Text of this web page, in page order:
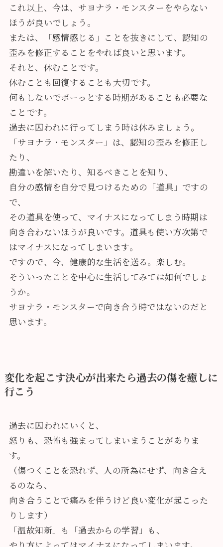
これ以上、今は、サヨナラ・モンスターをやらない
ほうが良いでしょう。
または、「感情感じる」ことを抜きにして、認知の
歪みを修正することをやれば良いと思います。
それと、休むことです。
休むことも回復することも大切です。
何もしないでボーっとする時期があることも必要な
ことです。
過去に囚われに行ってしまう時は休みましょう。
「サヨナラ・モンスター」は、認知の歪みを修正し
たり、
勘違いを解いたり、知るべきことを知り、
自分の感情を自分で見つけるための「道具」ですの
で、
その道具を使って、マイナスになってしまう時期は
向き合わないほうが良いです。道具も使い方次第で
はマイナスになってしまいます。
ですので、今、健康的な生活を送る。楽しむ。
そういったことを中心に生活してみては如何でしょ
うか。
サヨナラ・モンスターで向き合う時ではないのだと
思います。
変化を起こす決心が出来たら過去の傷を癒しに
行こう
過去に囚われにいくと、
怒りも、恐怖も強まってしまいまうことがありま
す。
（傷つくことを恐れず、人の所為にせず、向き合え
るのなら、
向き合うことで痛みを伴うけど良い変化が起こった
りします）
「温故知新」も「過去からの学習」も、